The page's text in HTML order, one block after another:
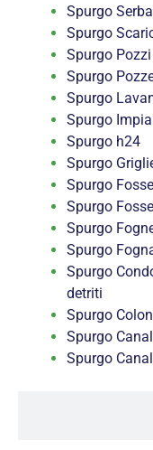
Spurgo
Spurgo
Spurgo
Spurgo
Spurgo
Spurgo
Spurgo h24
Spurgo
Spurgo
Spurgo
Spurgo
Spurgo
Spurgo
detriti
Spurgo
Spurgo
Spurgo